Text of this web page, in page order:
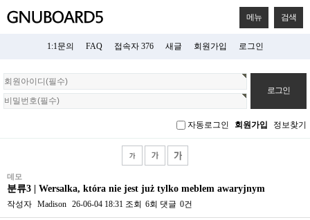
메뉴 검색
1:1문의 FAQ 접속자 376 새글 회원가입 로그인
회
원
로
자동로그인 회원가입 정보찾기
데모
분류3 | Wersalka, która nie jest już tylko meblem awaryjnym
작성자 Madison 26-06-04 18:31 조회 6회 댓글 0건